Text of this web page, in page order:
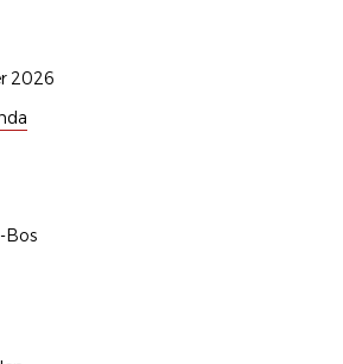
2026
Bos